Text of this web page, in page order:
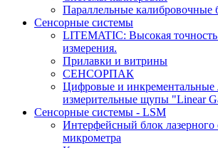
Параллельные калибровочные
Сенсорные системы
LITEMATIC: Высокая
измерения.
Прилавки и витрины
СЕНСОРПАК
Цифровые и инкрементальные
измерительные щупы "Linear
Сенсорные системы - LSM
Интерфейсный блок
микрометра